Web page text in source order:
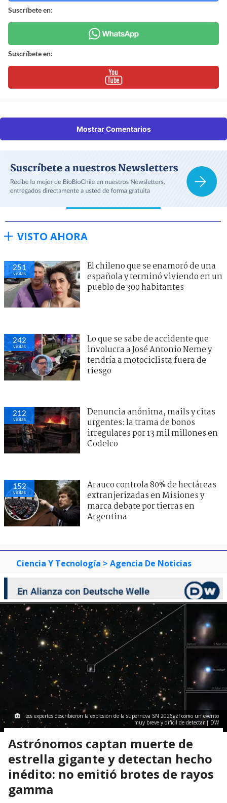
Suscríbete en:
Suscríbete en:
Mostrar Comentarios
VISTO AHORA
251
visitas
El chileno que se enamoró de una
española y terminó viviendo en un
pueblo de 300 habitantes
242
visitas
Lo que se sabe de accidente que
involucra a José Antonio Neme y
tendría a motociclista fuera de
riesgo
212
visitas
Denuncia anónima, mails y citas
urgentes: la trama de bonos
irregulares por 13 mil millones en
Codelco
152
visitas
Arauco controla 80% de hectáreas
extranjerizadas en Misiones y
marca debate por tierras en
Argentina
Ciencia Y Tecnología > Agencia De Noticias
Los expertos describieron la explosión de la supernova SN 2026gzf como un evento
muy breve y difícil de detectar | DW
Astrónomos captan muerte de
estrella gigante y detectan hecho
inédito: no emitió brotes de rayos
gamma